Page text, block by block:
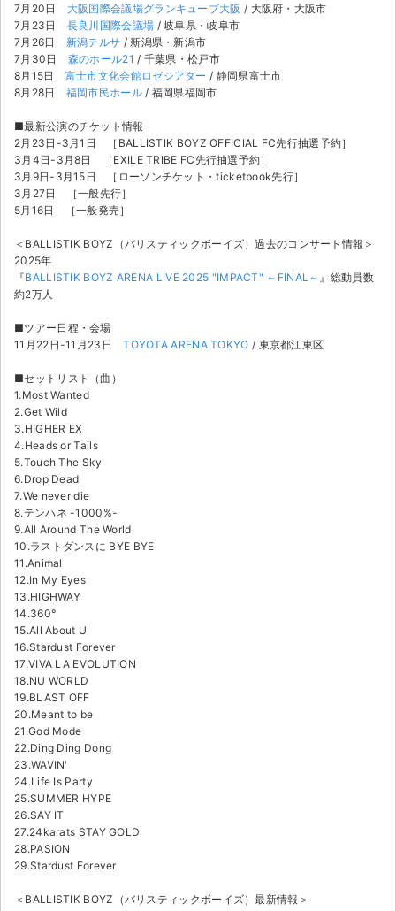
サイト情報
チケットジャム運営会社
チケットジャム利用規約
プライバシーポリシー
特定商取引法に基づく表記
公演登録依頼
不正転売禁止法について
音楽情報
7月20日 大阪国際会議場グランキューブ大阪 / 大阪府・大阪市
7月23日 長良川国際会議場 / 岐阜県・岐阜市
7月26日 新潟テルサ / 新潟県・新潟市
7月30日 森のホール21 / 千葉県・松戸市
8月15日 富士市文化会館ロゼシアター / 静岡県富士市
8月28日 福岡市民ホール/ 福岡県福岡市
■最新公演のチケット情報
2月23日-3月1日 ［BALLISTIK BOYZ OFFICIAL FC先行抽選予約］
3月4日-3月8日 ［EXILE TRIBE FC先行抽選予約］
3月9日-3月15日 ［ローソンチケット・ticketbook先行］
3月27日 ［一般先行］
5月16日 ［一般発売］
＜BALLISTIK BOYZ（バリスティックボーイズ）過去のコンサート情報＞
2025年
『BALLISTIK BOYZ ARENA LIVE 2025 "IMPACT" ～FINAL～ 』総動員数
約2万人
■ツアー日程・会場
11月22日-11月23日TOYOTA ARENA TOKYO / 東京都江東区
■セットリスト（曲）
1.Most Wanted
2.Get Wild
3.HIGHER EX
4.Heads or Tails
5.Touch The Sky
6.Drop Dead
7.We never die
8.テンハネ -1000%-
9.All Around The World
10.ラストダンスに BYE BYE
11.Animal
12.In My Eyes
13.HIGHWAY
14.360°
15.All About U
16.Stardust Forever
17.VIVA LA EVOLUTION
18.NU WORLD
19.BLAST OFF
20.Meant to be
21.God Mode
22.Ding Ding Dong
23.WAVIN'
24.Life Is Party
25.SUMMER HYPE
26.SAY IT
27.24karats STAY GOLD
28.PASION
29.Stardust Forever
＜BALLISTIK BOYZ（バリスティックボーイズ）最新情報＞